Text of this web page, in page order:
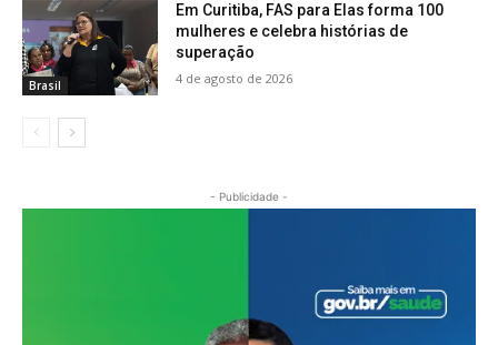
Brasil
Em Curitiba, FAS para Elas forma 100
mulheres e celebra histórias de
superação
4 de agosto de 2026
- Publicidade -